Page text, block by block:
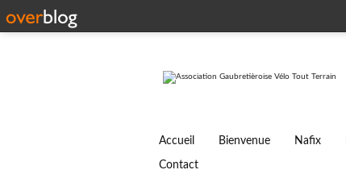
Accueil Bienvenue Nafix
Contact